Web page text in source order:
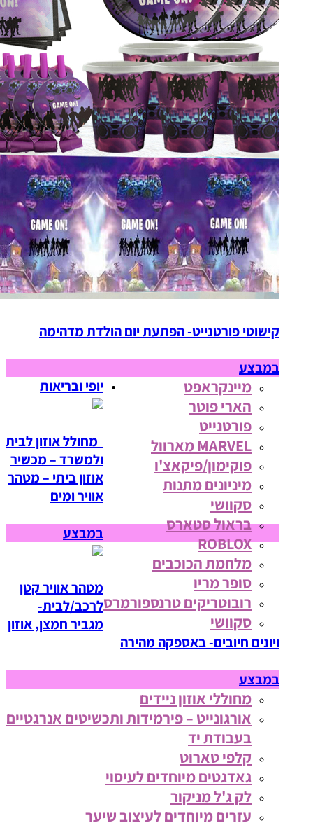
קישוטי פורטנייט- הפתעת יום הולדת מדהימה
במבצע
מיינקראפט
הארי פוטר
פורטנייט
MARVEL מארוול
פוקימון/פיקאצ'ו
מיניונים מתנות
סקוושי
בראול סטארס
ROBLOX
מלחמת הכוכבים
סופר מריו
רובוטריקים טרנספורמרס
סקוושי
יופי ובריאות
מחולל אוזון לבית
ולמשרד – מכשיר
אוזון ביתי – מטהר
אוויר ומים
במבצע
מטהר אוויר קטן
לרכב/לבית-
מגביר חמצן, אוזון
ויונים חיובים- באספקה מהירה
במבצע
מחוללי אוזון ניידים
אורגונייט – פירמידות ותכשיטים אנרגטיים
בעבודת יד
קלפי טארוט
גאדגטים מיוחדים לעיסוי
לק ג'ל מניקור
עזרים מיוחדים לעיצוב שיער